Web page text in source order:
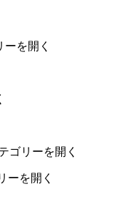
を開く
ゴリーを開く
ーを開く